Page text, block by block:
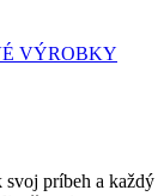
VÝROBKY
svoj príbeh a každý